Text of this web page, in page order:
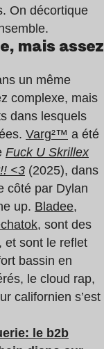
On décortique
mais assez
un même
complexe, mais
dans lesquels
Varg²™ a été
Fuck U Skrillex
<3 (2025), dans
côté par Dylan
up. Bladee,
, sont des
, et sont le reflet
bassin en
le cloud rap,
californien s’est
le b2b